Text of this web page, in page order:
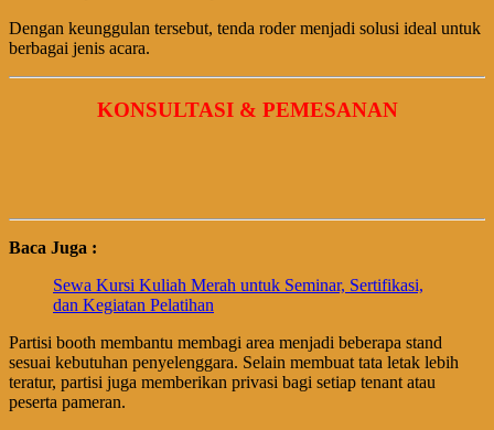
Dengan keunggulan tersebut, tenda roder menjadi solusi ideal untuk
berbagai jenis acara.
KONSULTASI & PEMESANAN
Baca Juga :
Sewa Kursi Kuliah Merah untuk Seminar, Sertifikasi,
dan Kegiatan Pelatihan
Partisi booth membantu membagi area menjadi beberapa stand
sesuai kebutuhan penyelenggara. Selain membuat tata letak lebih
teratur, partisi juga memberikan privasi bagi setiap tenant atau
peserta pameran.